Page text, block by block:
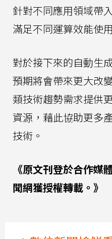
針對不同應用領域帶
滿足不同運算效能使
對於接下來的自動生
預期將會帶來更大改
類技術趨勢需求提供
資源，藉此協助更多
技術。
《原文刊登於合作媒
聞網獲授權轉載。》